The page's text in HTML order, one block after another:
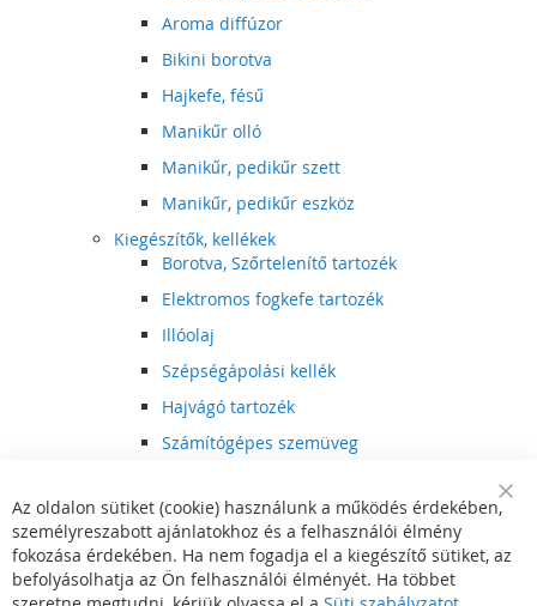
Aroma diffúzor
Bikini borotva
Hajkefe, fésű
Manikűr olló
Manikűr, pedikűr szett
Manikűr, pedikűr eszköz
Kiegészítők, kellékek
Borotva, Szőrtelenítő tartozék
Elektromos fogkefe tartozék
Illóolaj
Szépségápolási kellék
Hajvágó tartozék
Számítógépes szemüveg
Hajvágó kiegészítő
Szórakoztató elektronika
Multimédia
DVD, BluRay lejátszó
Bar
Az oldalon sütiket (cookie) használunk a működés érdekében,
személyreszabott ajánlatokhoz és a felhasználói élmény
fokozása érdekében. Ha nem fogadja el a kiegészítő sütiket, az
befolyásolhatja az Ön felhasználói élményét. Ha többet